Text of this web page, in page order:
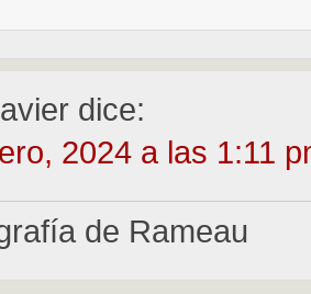
dice:
2024 a las 1:11
de Rameau